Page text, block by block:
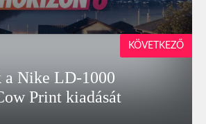
a Nike LD-1000
Print kiadását
KÖVETKEZŐ